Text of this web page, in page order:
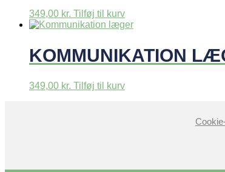
349,00 kr. Tilføj til kurv
KOMMUNIKATION
349,00 kr. Tilføj til kurv